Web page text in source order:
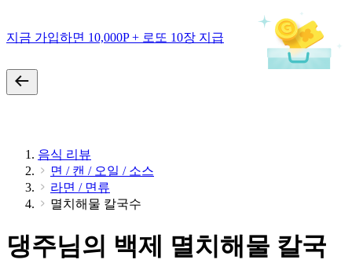
지금 가입하면 10,000P + 로또 10장 지급
음식 리뷰
면 / 캔 / 오일 / 소스
라면 / 면류
멸치해물 칼국수
댕주님의 백제 멸치해물 칼국